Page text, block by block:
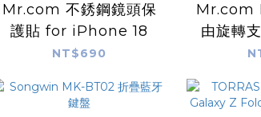
Mr.com 不銹鋼鏡頭保
護貼 for iPhone 18
NT$690
Mr.com
由旋轉